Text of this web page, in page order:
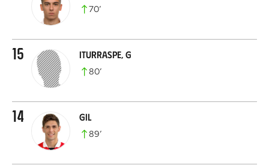
70’
15 Iturraspe, G
80’
14 Gil
89’